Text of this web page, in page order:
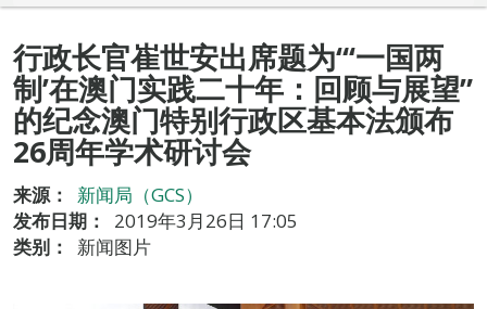
行政长官崔世安出席题为“‘一国两
制’在澳门实践二十年：回顾与展望”
的纪念澳门特别行政区基本法颁布
26周年学术研讨会
来源：
新闻局（GCS）
发布日期：
2019年3月26日 17:05
类别：
新闻图片